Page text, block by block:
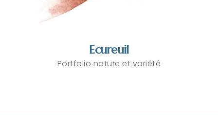
Ecureuil
Portfolio nature et variété